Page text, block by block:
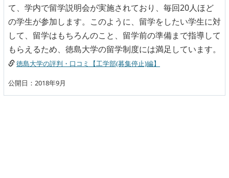
て、学内で留学説明会が実施されており、毎回20人ほど
の学生が参加します。このように、留学をしたい学生に対
して、留学はもちろんのこと、留学前の準備まで指導して
もらえるため、徳島大学の留学制度には満足しています。
徳島大学の評判・口コミ【工学部(募集停止)編】
公開日：2018年9月